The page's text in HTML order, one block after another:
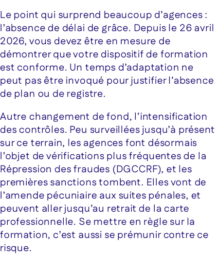
Le point qui surprend beaucoup d’agences :
l’absence de délai de grâce. Depuis le 26 avril
2026, vous devez être en mesure de
démontrer que votre dispositif de formation
est conforme. Un temps d’adaptation ne
peut pas être invoqué pour justifier l’absence
de plan ou de registre.
Autre changement de fond, l’intensification
des contrôles. Peu surveillées jusqu’à présent
sur ce terrain, les agences font désormais
l’objet de vérifications plus fréquentes de la
Répression des fraudes (DGCCRF), et les
premières sanctions tombent. Elles vont de
l’amende pécuniaire aux suites pénales, et
peuvent aller jusqu’au retrait de la carte
professionnelle. Se mettre en règle sur la
formation, c’est aussi se prémunir contre ce
risque.